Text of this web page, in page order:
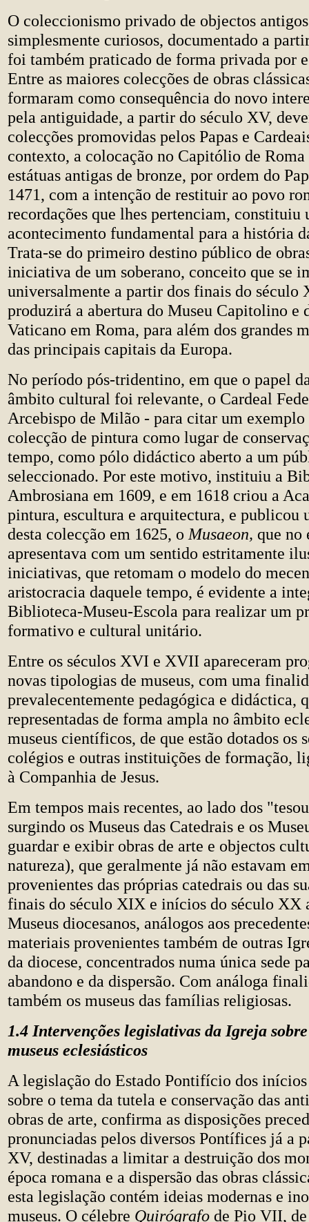
O coleccionismo privado de objectos
simplesmente curiosos, documentado a
foi também praticado de forma privada por
Entre as maiores colecções de obras
formaram como consequência do novo
pela antiguidade, a partir do século XV,
colecções promovidas pelos Papas e
contexto, a colocação no Capitólio de Roma
estátuas antigas de bronze, por ordem do
1471, com a intenção de restituir ao povo
recordações que lhes pertenciam, constituiu
acontecimento fundamental para a história
Trata-se do primeiro destino público de
iniciativa de um soberano, conceito que se
universalmente a partir dos finais do século
produzirá a abertura do Museu Capitolino e
Vaticano em Roma, para além dos grandes
das principais capitais da Europa.
No período pós-tridentino, em que o papel
âmbito cultural foi relevante, o Cardeal
Arcebispo de Milão - para citar um
colecção de pintura como lugar de
tempo, como pólo didáctico aberto a um
seleccionado. Por este motivo, instituiu a
Ambrosiana em 1609, e em 1618 criou a
pintura, escultura e arquitectura, e publicou
desta colecção em 1625, o Musaeon, que no
apresentava com um sentido estritamente
iniciativas, que retomam o modelo do
aristocracia daquele tempo, é evidente a
Biblioteca-Museu-Escola para realizar um
formativo e cultural unitário.
Entre os séculos XVI e XVII apareceram
novas tipologias de museus, com uma
prevalecentemente pedagógica e didáctica,
representadas de forma ampla no âmbito
museus científicos, de que estão dotados os
colégios e outras instituições de formação,
à Companhia de Jesus.
Em tempos mais recentes, ao lado dos
surgindo os Museus das Catedrais e os
guardar e exibir obras de arte e objectos
natureza), que geralmente já não estavam
provenientes das próprias catedrais ou das
finais do século XIX e inícios do século XX
Museus diocesanos, análogos aos
materiais provenientes também de outras
da diocese, concentrados numa única sede
abandono e da dispersão. Com análoga
também os museus das famílias religiosas.
1.4 Intervenções legislativas da Igreja
museus eclesiásticos
A legislação do Estado Pontifício dos
sobre o tema da tutela e conservação das
obras de arte, confirma as disposições
pronunciadas pelos diversos Pontífices já a
XV, destinadas a limitar a destruição dos
época romana e a dispersão das obras
esta legislação contém ideias modernas e
museus. O célebre Quirógrafo de Pio VII,